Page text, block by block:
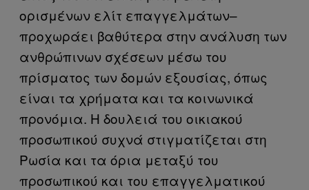
ορισμένων ελίτ επαγγελμάτων–
προχωράει βαθύτερα στην ανάλυση των
ανθρώπινων σχέσεων μέσω του
πρίσματος των δομών εξουσίας, όπως
είναι τα χρήματα και τα κοινωνικά
προνόμια. Η δουλειά του οικιακού
προσωπικού συχνά στιγματίζεται στη
Ρωσία και τα όρια μεταξύ του
προσωπικού και του επαγγελματικού